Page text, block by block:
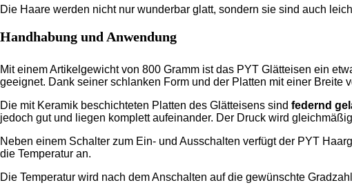
Die Haare werden nicht nur wunderbar glatt, sondern sie sind auch
Handhabung und Anwendung
Mit einem Artikelgewicht von 800 Gramm ist das PYT Glätteisen ein
geeignet. Dank seiner schlanken Form und der Platten mit einer Breite
Die mit Keramik beschichteten Platten des Glätteisens sind federnd
jedoch gut und liegen komplett aufeinander. Der Druck wird
Neben einem Schalter zum Ein- und Ausschalten verfügt der PYT
die Temperatur an.
Die Temperatur wird nach dem Anschalten auf die gewünschte